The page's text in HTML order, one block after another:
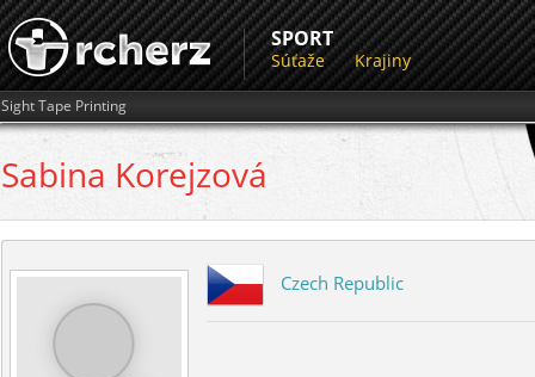
SPORT
Súťaže Krajiny
Sight Tape Printing
Sabina Korejzová
Czech Republic